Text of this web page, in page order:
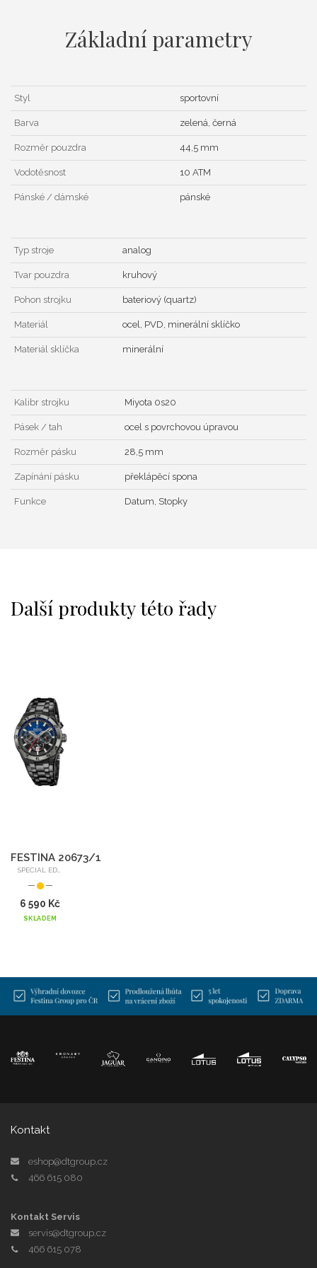
Základní parametry
Styl sportovní
Barva zelená, černá
Rozměr pouzdra 44,5 mm
Vodotěsnost 10 ATM
Pánské / dámské pánské
Typ stroje analog
Tvar pouzdra kruhový
Pohon strojku bateriový (quartz)
Materiál ocel, PVD, minerální sklíčko
Materiál sklíčka minerální
Kalibr strojku Miyota 0s20
Pásek / tah ocel s povrchovou úpravou
Rozměr pásku 28,5 mm
Zapínání pásku překlápěcí spona
Funkce Datum, Stopky
Další produkty této řady
FESTINA 20673/1
6 590 Kč
SKLADEM
Kontakt
eshop@dtgroup.cz
466 615 080
Kontakt Servis
servis@dtgroup.cz
466 615 078